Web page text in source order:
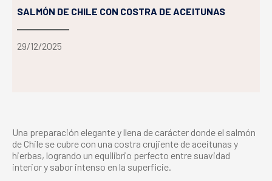
SALMÓN DE CHILE CON COSTRA DE ACEITUNAS
29/12/2025
Una preparación elegante y llena de carácter donde el salmón
de Chile se cubre con una costra crujiente de aceitunas y
hierbas, logrando un equilibrio perfecto entre suavidad
interior y sabor intenso en la superficie.